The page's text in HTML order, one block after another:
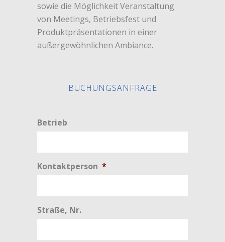
sowie die Möglichkeit Veranstaltung
von Meetings, Betriebsfest und
Produktpräsentationen in einer
außergewöhnlichen Ambiance.
BUCHUNGSANFRAGE
Betrieb
Kontaktperson *
Straße, Nr.